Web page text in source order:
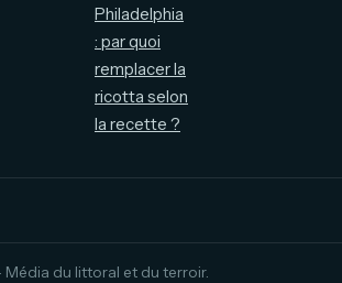
Philadelphia
: par quoi
remplacer la
ricotta selon
la recette ?
du littoral et du terroir.